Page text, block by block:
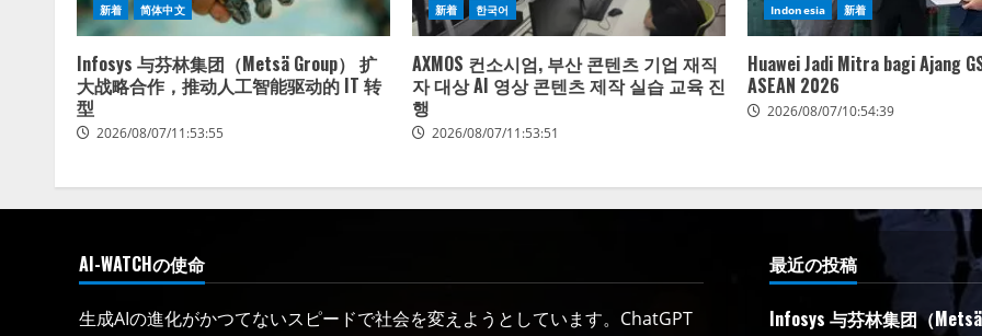
新着 简体中文
Infosys 与芬林集团（Metsä Group） 扩
大战略合作，推动人工智能驱动的 IT 转
型
2026/08/07/11:53:55
新着 한국어
AXMOS 컨소시엄, 부산 콘텐츠 기업 재직
자 대상 AI 영상 콘텐츠 제작 실습 교육 진
행
2026/08/07/11:53:51
Indonesia 新着
Huawei Jadi Mitra bagi Ajang
ASEAN 2026
2026/08/07/10:54:39
AI-WATCHの使命
生成AIの進化がかつてないスピードで社会を変えようとしています。ChatGPT
最近の投稿
Infosys 与芬林集团（